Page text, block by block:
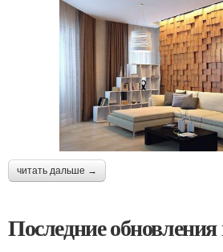
читать дальше →
Последние обновления